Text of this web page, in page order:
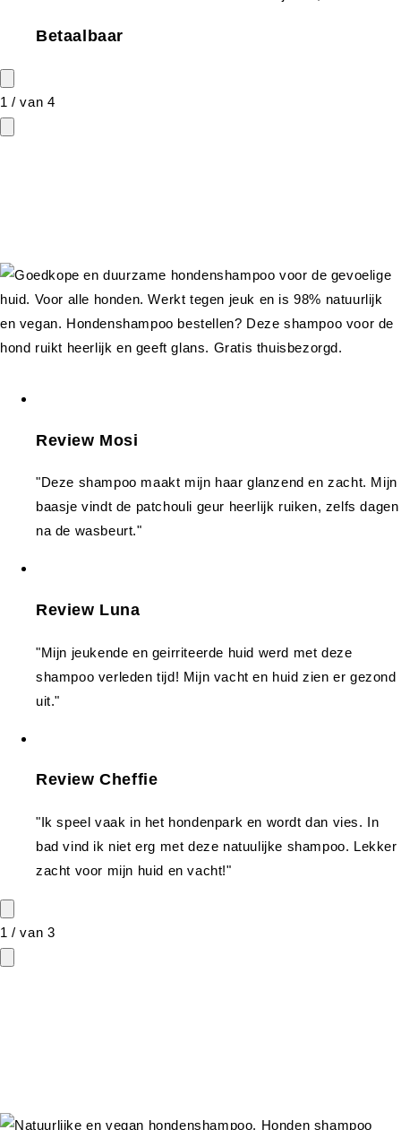
Betaalbaar
1 /van 4
Review Mosi
"Deze shampoo maakt mijn haar glanzend en zacht. Mijn
baasje vindt de patchouli geur heerlijk ruiken, zelfs dagen
na de wasbeurt."
Review Luna
"Mijn jeukende en geirriteerde huid werd met deze
shampoo verleden tijd! Mijn vacht en huid zien er gezond
uit."
Review Cheffie
"Ik speel vaak in het hondenpark en wordt dan vies. In
bad vind ik niet erg met deze natuulijke shampoo. Lekker
zacht voor mijn huid en vacht!"
1 /van 3